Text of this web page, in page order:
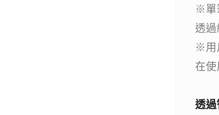
※單
透
※用
在
透